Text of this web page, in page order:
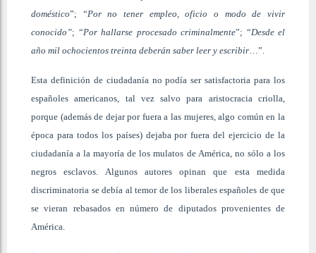
doméstico”; “Por no tener empleo, oficio o modo de vivir
conocido”; “Por hallarse procesado criminalmente”; “Desde el
año mil ochocientos treinta deberán saber leer y escribir…”.
Esta definición de ciudadanía no podía ser satisfactoria para los
españoles americanos, tal vez salvo para aristocracia criolla,
porque (además de dejar por fuera a las mujeres, algo común en la
época para todos los países) dejaba por fuera del ejercicio de la
ciudadanía a la mayoría de los mulatos de América, no sólo a los
negros esclavos. Algunos autores opinan que esta medida
discriminatoria se debía al temor de los liberales españoles de que
se vieran rebasados en número de diputados provenientes de
América.